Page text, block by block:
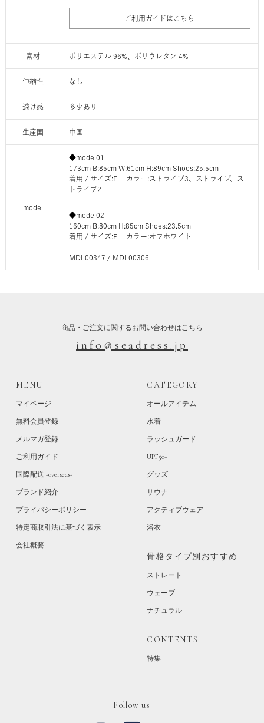
ご利用ガイドはこちら
素材 ポリエステル 96%、ポリウレタン 4%
伸縮性 なし
透け感 多少あり
生産国 中国
model
◆model01
173cm B:85cm W:61cm H:89cm Shoes:25.5cm
着用 / サイズ:F カラー:ストライプ3、ストライプ、ス
トライプ2
◆model02
160cm B:80cm H:85cm Shoes:23.5cm
着用 / サイズ:F カラー:オフホワイト
MDL00347 / MDL00306
商品・ご注文に関するお問い合わせはこちら
info@seadress.jp
MENU
マイページ
無料会員登録
メルマガ登録
ご利用ガイド
国際配送 -overseas-
ブランド紹介
プライバシーポリシー
特定商取引法に基づく表示
会社概要
CATEGORY
オールアイテム
水着
ラッシュガード
UPF50+
グッズ
サウナ
アクティブウェア
浴衣
骨格タイプ別おすすめ
ストレート
ウェーブ
ナチュラル
CONTENTS
特集
Follow us